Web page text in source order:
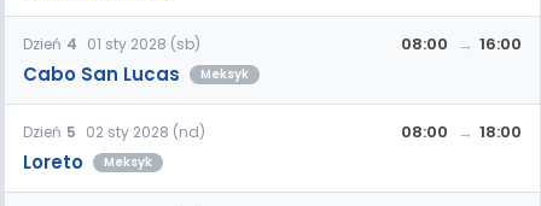
Dzień 4 01 sty 2028 (sb)
Cabo San Lucas Meksyk
08:00 16:00
Dzień 5 02 sty 2028 (nd)
Loreto Meksyk
08:00 18:00